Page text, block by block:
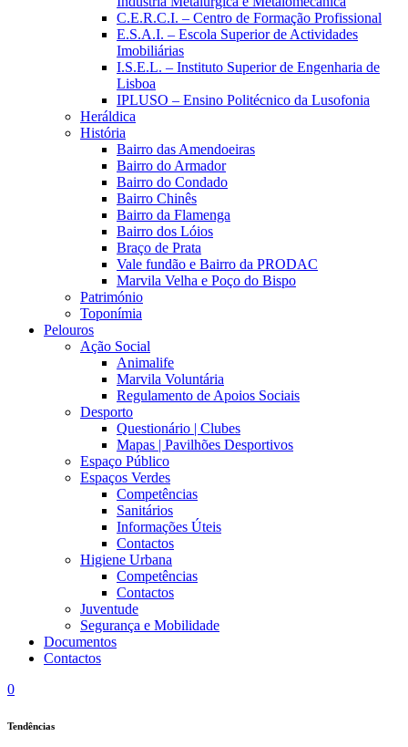
C.E.R.C.I. – Centro de Formação Profissional
E.S.A.I. – Escola Superior de Actividades
Imobiliárias
I.S.E.L. – Instituto Superior de Engenharia de
Lisboa
IPLUSO – Ensino Politécnico da Lusofonia
Heráldica
História
Bairro das Amendoeiras
Bairro do Armador
Bairro do Condado
Bairro Chinês
Bairro da Flamenga
Bairro dos Lóios
Braço de Prata
Vale fundão e Bairro da PRODAC
Marvila Velha e Poço do Bispo
Património
Toponímia
Pelouros
Ação Social
Animalife
Marvila Voluntária
Regulamento de Apoios Sociais
Desporto
Questionário | Clubes
Mapas | Pavilhões Desportivos
Espaço Público
Espaços Verdes
Competências
Sanitários
Informações Úteis
Contactos
Higiene Urbana
Competências
Contactos
Juventude
Segurança e Mobilidade
Documentos
Contactos
0
Tendências